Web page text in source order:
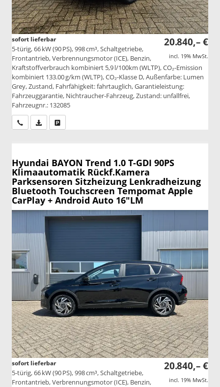
20.840,– €
incl. 19% MwSt.
sofort lieferbar
5-türig, 66 kW (90 PS), 998 cm³, Schaltgetriebe,
Frontantrieb, Verbrennungsmotor (ICE), Benzin,
Kraftstoffverbrauch kombiniert 5,9 l/100km (WLTP), CO₂-Emission
kombiniert 133.00 g/km (WLTP), CO₂-Klasse D, Außenfarbe: Lumen
Grey, Zustand, Fahrfähigkeit: fahrtauglich, Garantieleistung:
Fahrzeuggarantie, Nichtraucher-Fahrzeug, Zustand: unfallfrei,
Fahrzeugnr.: 132085
Wir rufen Sie anPDF-Datei, Fahrzeugexposé drucken
Hyundai BAYON Trend 1.0 T-GDI 90PS
Klimaautomatik Rückf.Kamera
Parksensoren Sitzheizung Lenkradheizung
Bluetooth Touchscreen Tempomat Apple
CarPlay + Android Auto 16"LM
20.840,– €
incl. 19% MwSt.
sofort lieferbar
5-türig, 66 kW (90 PS), 998 cm³, Schaltgetriebe,
Frontantrieb, Verbrennungsmotor (ICE), Benzin,